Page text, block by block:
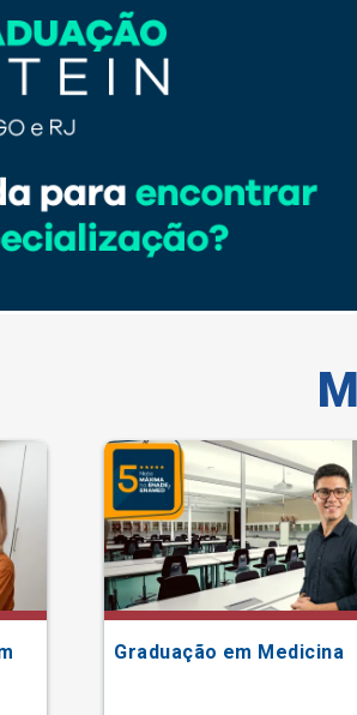
Graduação em Medicina